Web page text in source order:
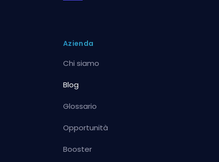
Azienda
Chi siamo
Blog
Glossario
Opportunità
Booster